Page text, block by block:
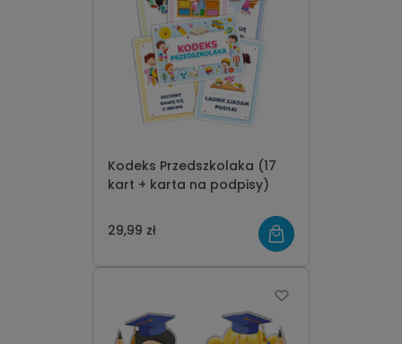
Kodeks Przedszkolaka (17
kart + karta na podpisy)
29,99 zł